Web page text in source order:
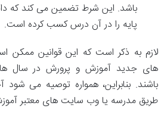
باشد. این شرط تضمین می کند که
پایه را در آن درس کسب کرده است.
لازم به ذکر است که این قوانین ممکن
های جدید آموزش و پرورش در سال
باشند. بنابراین، همواره توصیه می شود
طریق مدرسه یا وب سایت های معتبر